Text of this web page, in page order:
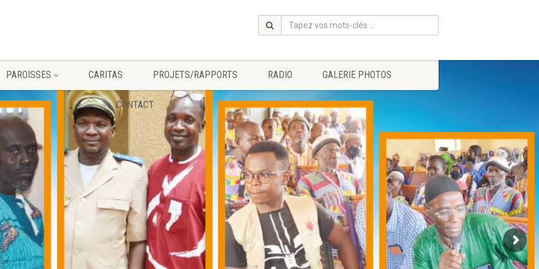
PAROISSES CARITAS PROJETS/RAPPORTS RADIO GALERIE PHOTOS
CONTACT